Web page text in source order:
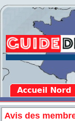
Accueil Nord
Avis des